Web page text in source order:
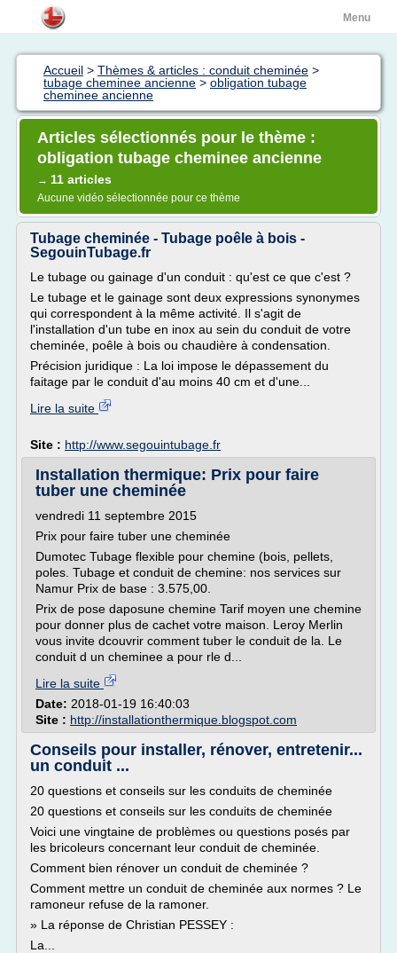
Menu
Accueil > Thèmes & articles : conduit cheminée >
tubage cheminee ancienne > obligation tubage
cheminee ancienne
Articles sélectionnés pour le thème :
obligation tubage cheminee ancienne
→ 11 articles
Aucune vidéo sélectionnée pour ce thème
Tubage cheminée - Tubage poêle à bois -
SegouinTubage.fr
Le tubage ou gainage d'un conduit : qu'est ce que c'est ?
Le tubage et le gainage sont deux expressions synonymes
qui correspondent à la même activité. Il s'agit de
l'installation d'un tube en inox au sein du conduit de votre
cheminée, poêle à bois ou chaudière à condensation.
Précision juridique : La loi impose le dépassement du
faitage par le conduit d'au moins 40 cm et d'une...
Lire la suite
Site : http://www.segouintubage.fr
Installation thermique: Prix pour faire
tuber une cheminée
vendredi 11 septembre 2015
Prix pour faire tuber une cheminée
Dumotec Tubage flexible pour chemine (bois, pellets,
poles. Tubage et conduit de chemine: nos services sur
Namur Prix de base : 3.575,00.
Prix de pose daposune chemine Tarif moyen une chemine
pour donner plus de cachet votre maison. Leroy Merlin
vous invite dcouvrir comment tuber le conduit de la. Le
conduit d un cheminee a pour rle d...
Lire la suite
Date: 2018-01-19 16:40:03
Site : http://installationthermique.blogspot.com
Conseils pour installer, rénover, entretenir...
un conduit ...
20 questions et conseils sur les conduits de cheminée
20 questions et conseils sur les conduits de cheminée
Voici une vingtaine de problèmes ou questions posés par
les bricoleurs concernant leur conduit de cheminée.
Comment bien rénover un conduit de cheminée ?
Comment mettre un conduit de cheminée aux normes ? Le
ramoneur refuse de la ramoner.
» La réponse de Christian PESSEY :
La...